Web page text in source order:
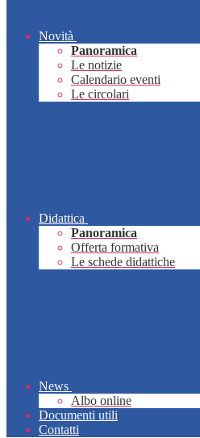
Novità
Panoramica
Le notizie
Calendario eventi
Le circolari
Didattica
Panoramica
Offerta formativa
Le schede didattiche
News
Albo online
Documenti utili
Contatti